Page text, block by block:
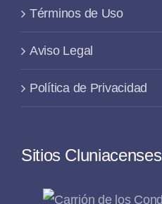
Términos de Uso
Aviso Legal
Política de Privacidad
Sitios Cluniacenses